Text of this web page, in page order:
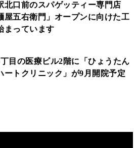
北口前のスパゲッティー専門店
屋五右衛門」オープンに向けた工
まっています
目の医療ビル2階に「ひょうたん
ートクリニック」が9月開院予定